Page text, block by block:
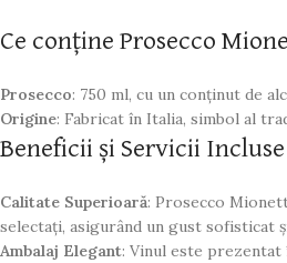
Ce conține Prosecco
Prosecco: 750 ml, cu un conținut de
Origine: Fabricat în Italia, simbol al
Beneficii și Servicii Incluse
Calitate Superioară: Prosecco
selectați, asigurând un gust sofisticat
Ambalaj Elegant: Vinul este